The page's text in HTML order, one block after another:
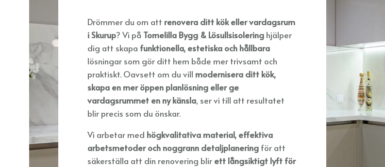
Drömmer du om att renovera ditt kök eller vardagsrum
i Skurup? Vi på Tomelilla Bygg & Lösullsisolering hjälper
dig att skapa funktionella, estetiska och hållbara
lösningar som gör ditt hem både mer trivsamt och
praktiskt. Oavsett om du vill modernisera ditt kök,
skapa en mer öppen planlösning eller ge
vardagsrummet en ny känsla, ser vi till att resultatet
blir precis som du önskar.
Vi arbetar med högkvalitativa material, effektiva
arbetsmetoder och noggrann detaljplanering för att
säkerställa att din renovering blir ett långsiktigt lyft för